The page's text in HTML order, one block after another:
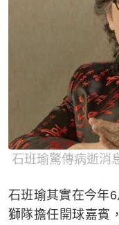
石班瑜驚傳病逝消
石班瑜其實在今年
獅隊擔任開球嘉賓